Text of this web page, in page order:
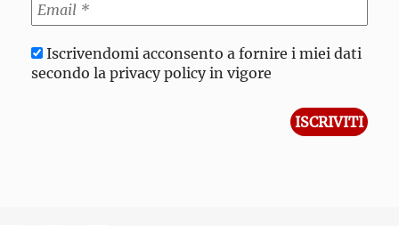
Iscrivendomi acconsento a fornire i miei dati
secondo la privacy policy in vigore